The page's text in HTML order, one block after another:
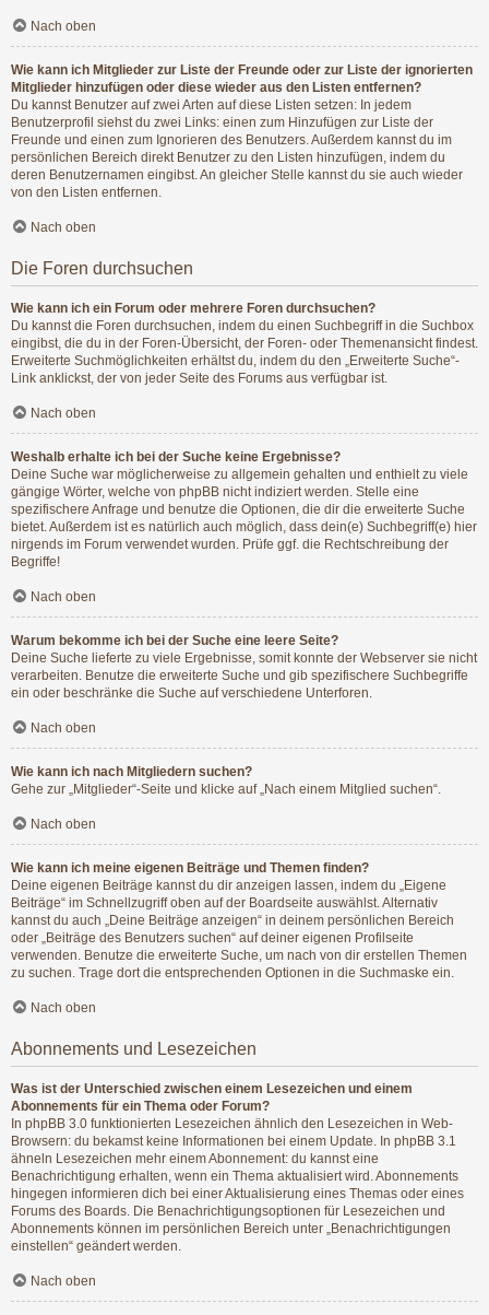
Nach oben
Wie kann ich Mitglieder zur Liste der Freunde oder zur Liste der ignorierten
Mitglieder hinzufügen oder diese wieder aus den Listen entfernen?
Du kannst Benutzer auf zwei Arten auf diese Listen setzen: In jedem
Benutzerprofil siehst du zwei Links: einen zum Hinzufügen zur Liste der
Freunde und einen zum Ignorieren des Benutzers. Außerdem kannst du im
persönlichen Bereich direkt Benutzer zu den Listen hinzufügen, indem du
deren Benutzernamen eingibst. An gleicher Stelle kannst du sie auch wieder
von den Listen entfernen.
Nach oben
Die Foren durchsuchen
Wie kann ich ein Forum oder mehrere Foren durchsuchen?
Du kannst die Foren durchsuchen, indem du einen Suchbegriff in die Suchbox
eingibst, die du in der Foren-Übersicht, der Foren- oder Themenansicht findest.
Erweiterte Suchmöglichkeiten erhältst du, indem du den „Erweiterte Suche“-
Link anklickst, der von jeder Seite des Forums aus verfügbar ist.
Nach oben
Weshalb erhalte ich bei der Suche keine Ergebnisse?
Deine Suche war möglicherweise zu allgemein gehalten und enthielt zu viele
gängige Wörter, welche von phpBB nicht indiziert werden. Stelle eine
spezifischere Anfrage und benutze die Optionen, die dir die erweiterte Suche
bietet. Außerdem ist es natürlich auch möglich, dass dein(e) Suchbegriff(e) hier
nirgends im Forum verwendet wurden. Prüfe ggf. die Rechtschreibung der
Begriffe!
Nach oben
Warum bekomme ich bei der Suche eine leere Seite?
Deine Suche lieferte zu viele Ergebnisse, somit konnte der Webserver sie nicht
verarbeiten. Benutze die erweiterte Suche und gib spezifischere Suchbegriffe
ein oder beschränke die Suche auf verschiedene Unterforen.
Nach oben
Wie kann ich nach Mitgliedern suchen?
Gehe zur „Mitglieder“-Seite und klicke auf „Nach einem Mitglied suchen“.
Nach oben
Wie kann ich meine eigenen Beiträge und Themen finden?
Deine eigenen Beiträge kannst du dir anzeigen lassen, indem du „Eigene
Beiträge“ im Schnellzugriff oben auf der Boardseite auswählst. Alternativ
kannst du auch „Deine Beiträge anzeigen“ in deinem persönlichen Bereich
oder „Beiträge des Benutzers suchen“ auf deiner eigenen Profilseite
verwenden. Benutze die erweiterte Suche, um nach von dir erstellen Themen
zu suchen. Trage dort die entsprechenden Optionen in die Suchmaske ein.
Nach oben
Abonnements und Lesezeichen
Was ist der Unterschied zwischen einem Lesezeichen und einem
Abonnements für ein Thema oder Forum?
In phpBB 3.0 funktionierten Lesezeichen ähnlich den Lesezeichen in Web-
Browsern: du bekamst keine Informationen bei einem Update. In phpBB 3.1
ähneln Lesezeichen mehr einem Abonnement: du kannst eine
Benachrichtigung erhalten, wenn ein Thema aktualisiert wird. Abonnements
hingegen informieren dich bei einer Aktualisierung eines Themas oder eines
Forums des Boards. Die Benachrichtigungsoptionen für Lesezeichen und
Abonnements können im persönlichen Bereich unter „Benachrichtigungen
einstellen“ geändert werden.
Nach oben